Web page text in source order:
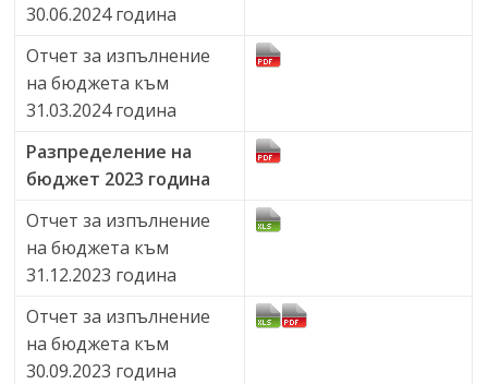
30.06.2024 година
Отчет за изпълнение
на бюджета към
31.03.2024 година
Разпределение на
бюджет 2023 година
Отчет за изпълнение
на бюджета към
31.12.2023 година
Отчет за изпълнение
на бюджета към
30.09.2023 година